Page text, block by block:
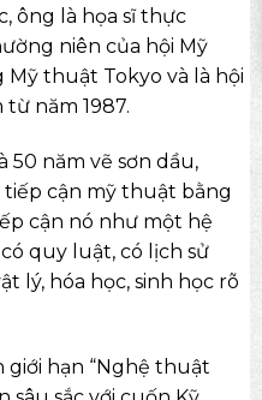
ông là họa sĩ thực
niên của hội Mỹ
thuật Tokyo và là hội
năm 1987.
50 năm vẽ sơn dầu,
cận mỹ thuật bằng
cận nó như một hệ
quy luật, có lịch sử
lý, hóa học, sinh học rõ
giới hạn “Nghệ thuật